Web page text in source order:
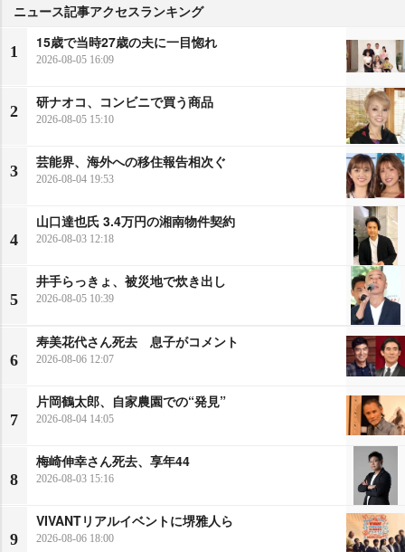
ニュース記事アクセスランキング
1
15歳で当時27歳の夫に一目惚れ
2026-08-05 16:09
2
研ナオコ、コンビニで買う商品
2026-08-05 15:10
3
芸能界、海外への移住報告相次ぐ
2026-08-04 19:53
4
山口達也氏 3.4万円の湘南物件契約
2026-08-03 12:18
5
井手らっきょ、被災地で炊き出し
2026-08-05 10:39
6
寿美花代さん死去 息子がコメント
2026-08-06 12:07
7
片岡鶴太郎、自家農園での“発見”
2026-08-04 14:05
8
梅崎伸幸さん死去、享年44
2026-08-03 15:16
9
VIVANTリアルイベントに堺雅人ら
2026-08-06 18:00